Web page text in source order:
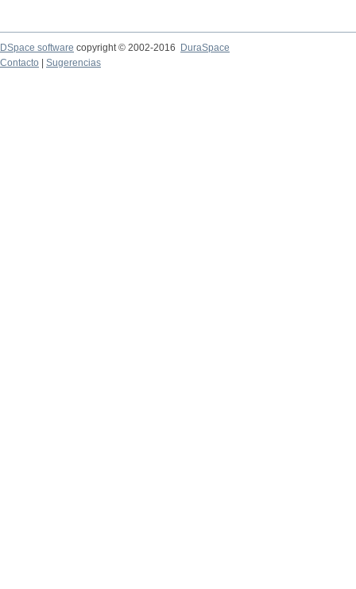
DSpace software copyright © 2002-2016
DuraSpace
Contacto
Sugerencias